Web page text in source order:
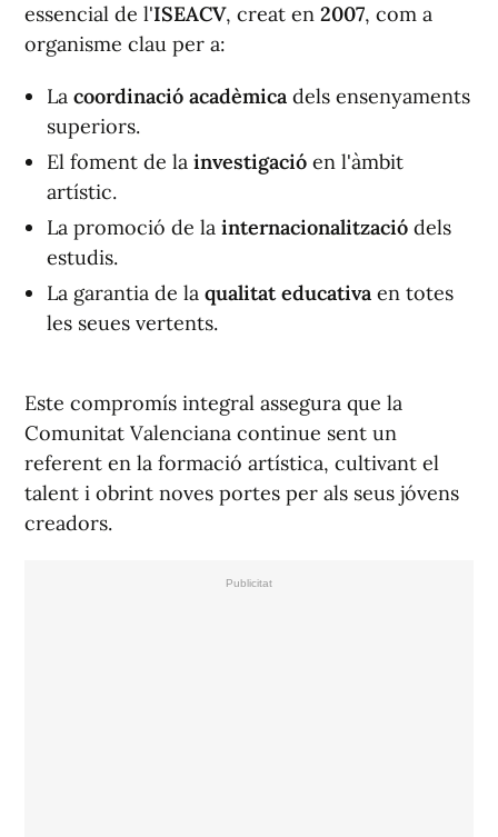
essencial de l'ISEACV, creat en 2007, com a
organisme clau per a:
La coordinació acadèmica dels ensenyaments
superiors.
El foment de la investigació en l'àmbit
artístic.
La promoció de la internacionalització dels
estudis.
La garantia de la qualitat educativa en totes
les seues vertents.
Este compromís integral assegura que la
Comunitat Valenciana continue sent un
referent en la formació artística, cultivant el
talent i obrint noves portes per als seus jóvens
creadors.